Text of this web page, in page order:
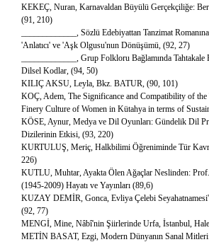
KEKEÇ, Nuran, Karnavaldan Büyülü Gerçekçiliğe:
(91, 210)
_____________, Sözlü Edebiyattan Tanzimat
'Anlatıcı' ve 'Aşk Olgusu'nun Dönüşümü, (92, 27)
_____________, Grup Folkloru Bağlamında
Dilsel Kodlar, (94, 50)
KILIÇ AKSU, Leyla, Bkz. BATUR, (90, 101)
KOÇ, Adem, The Significance and Compatibility of
Finery Culture of Women in Kütahya in terms of
KÖSE, Aynur, Medya ve Dil Oyunları: Gündelik Dil
Dizilerinin Etkisi, (93, 220)
KURTULUŞ, Meriç, Halkbilimi Öğreniminde Tür
226)
KUTLU, Muhtar, Ayakta Ölen Ağaçlar Neslinden:
(1945-2009) Hayatı ve Yayınları (89,6)
KUZAY DEMİR, Gonca, Evliya Çelebi
(92, 77)
MENGİ, Mine, Nâbî'nin Şiirlerinde Urfa, İstanbul,
METİN BASAT, Ezgi, Modern Dünyanın Sanal